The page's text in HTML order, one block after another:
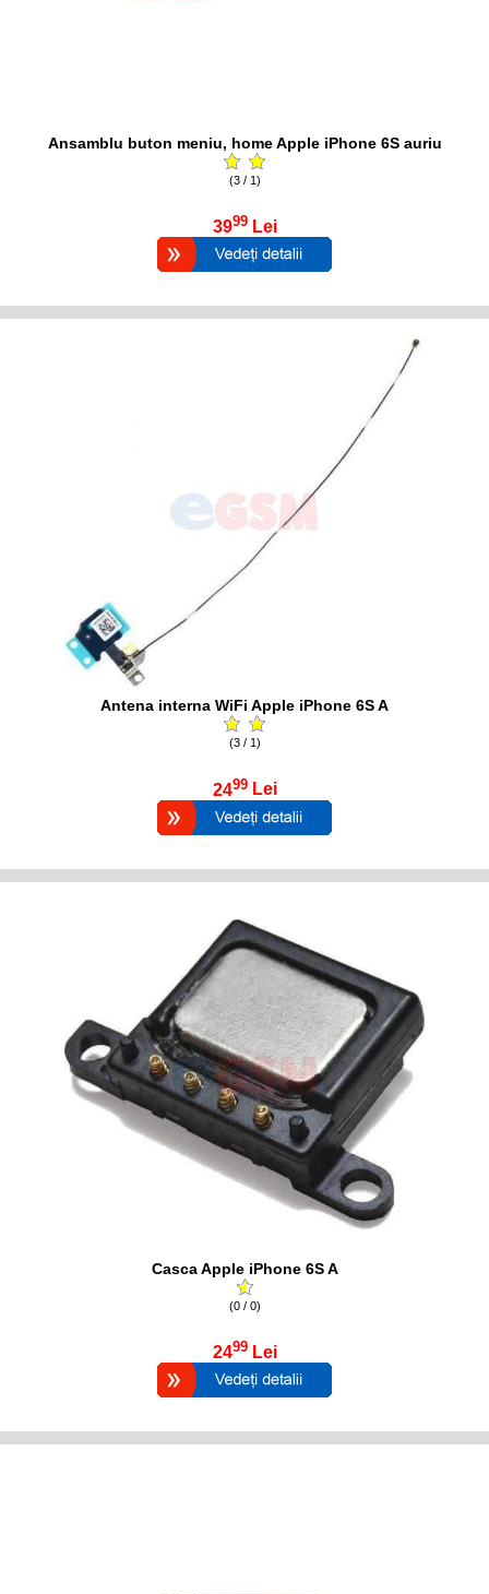
Ansamblu buton meniu, home Apple iPhone 6S auriu
(3 / 1)
3999 Lei
Antena interna WiFi Apple iPhone 6S A
(3 / 1)
2499 Lei
Casca Apple iPhone 6S A
(0 / 0)
2499 Lei